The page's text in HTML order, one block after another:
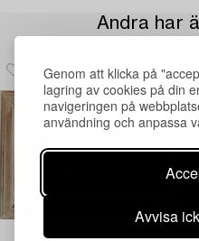
Genom att klicka på
lagring av cookies på din
navigeringen på
användning och anpassa
Avvisa
Andra har